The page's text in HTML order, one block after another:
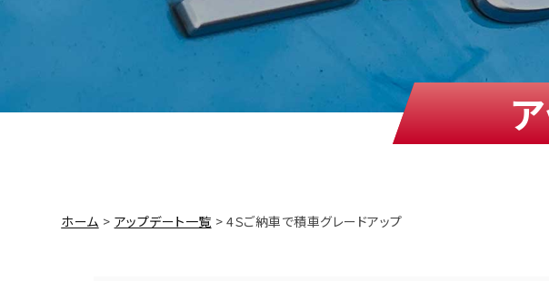
ホーム アップデート一覧 4Ｓご納車で積車グレードアップ